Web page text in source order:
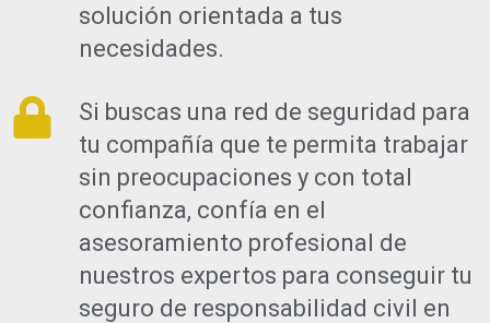
solución orientada a tus
necesidades.
Si buscas una red de seguridad para
tu compañía que te permita trabajar
sin preocupaciones y con total
confianza, confía en el
asesoramiento profesional de
nuestros expertos para conseguir tu
seguro de responsabilidad civil en